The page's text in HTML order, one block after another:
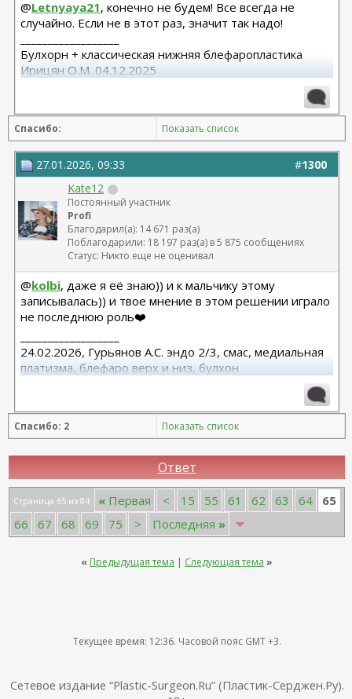
@Letnyaya21, конечно не будем! Все всегда не
случайно. Если не в этот раз, значит так надо!
Булхорн + классическая нижняя блефаропластика
Ирицян О.М. 04.12.2025
Расширенная абдоминопластика + липосакция 360 +
липофилинг средней трети лица Назоев К.В.
22.04.2026
Спасибо: Показать список
#1300
27.01.2026, 09:33
Kate12
Постоянный участник
Profi
Благодарил(а): 14 671 раз(а)
Поблагодарили: 18 197 раз(а) в 5 875 сообщениях
Статус: Никто еще не оценивал
@kolbi, даже я её знаю)) и к мальчику этому
записывалась)) и твое мнение в этом решении играло
не последнюю роль❤️
24.02.2026, Гурьянов А.С. эндо 2/3, смас, медиальная
платизма, блефаро верх и низ, булхон
08.2015, allergan 240, 255. Аврамович А.Г., Клиника СЛ
(молодости и красоты)
Спасибо: 2 Показать список
Ответ
Страница 65 из 84 « Первая < 15 55 61 62 63 64
65
66
67 68 69 75 > Последняя »
« Предыдущая тема | Следующая тема »
Текущее время: 12:36. Часовой пояс GMT +3.
Сетевое издание “Plastic-Surgeon.Ru” (Пластик-Серджен.Ру).